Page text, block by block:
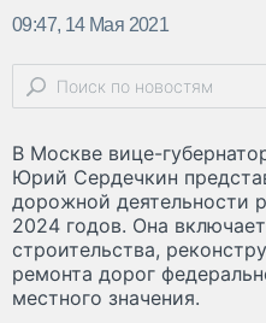
09:47, 14 Мая 2021
В Москве вице-
Юрий Сердечкин
дорожной деятельности
2024 годов. Она
строительства,
ремонта дорог
местного значения.